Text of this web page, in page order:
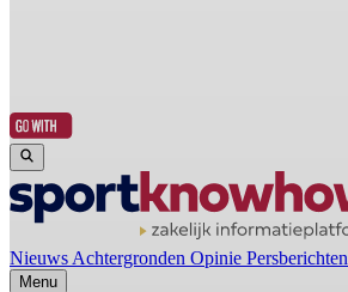
Nieuws Achtergronden Opinie Persberichten
Menu